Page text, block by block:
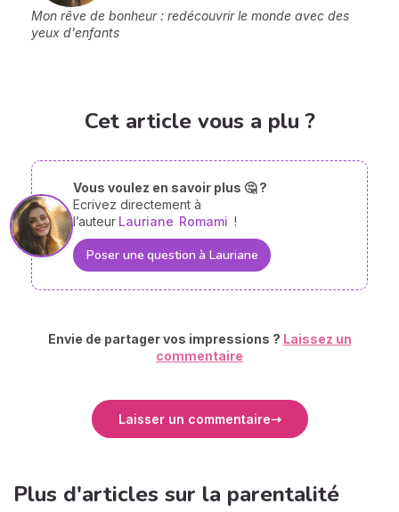
Mon rêve de bonheur : redécouvrir le monde avec des
yeux d'enfants
Cet article vous a plu ?
Vous voulez en savoir plus 🤔 ?
Ecrivez directement à
l’auteur Lauriane Romami !
Poser une question à Lauriane
Envie de partager vos impressions ? Laissez un
commentaire
Laisser un commentaire
Plus d'articles sur la parentalité